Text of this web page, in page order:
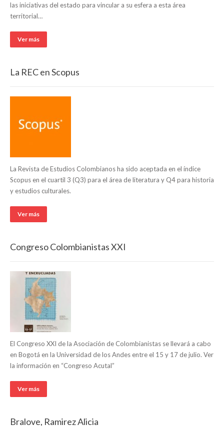
las iniciativas del estado para vincular a su esfera a esta área
territorial…
Ver más
La REC en Scopus
La Revista de Estudios Colombianos ha sido aceptada en el índice
Scopus en el cuartil 3 (Q3) para el área de literatura y Q4 para historia
y estudios culturales.
Ver más
Congreso Colombianistas XXI
El Congreso XXI de la Asociación de Colombianistas se llevará a cabo
en Bogotá en la Universidad de los Andes entre el 15 y 17 de julio. Ver
la información en “Congreso Acutal”
Ver más
Bralove, Ramirez Alicia